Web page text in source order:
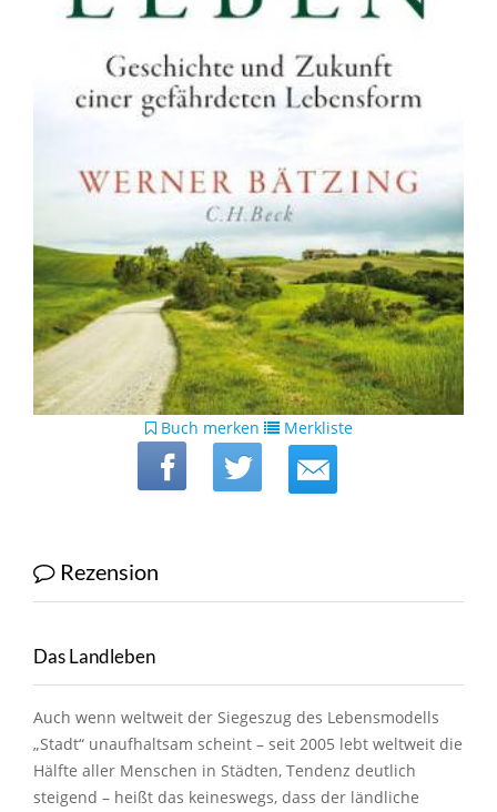
Buch merken Merkliste
Rezension
Das Landleben
Auch wenn weltweit der Siegeszug des Lebensmodells
„Stadt“ unaufhaltsam scheint – seit 2005 lebt weltweit die
Hälfte aller Menschen in Städten, Tendenz deutlich
steigend – heißt das keineswegs, dass der ländliche